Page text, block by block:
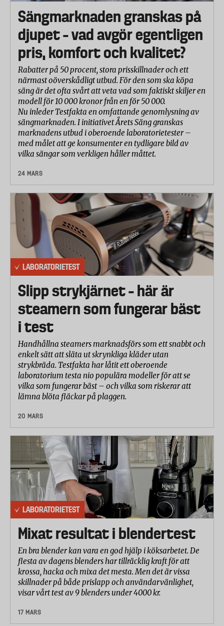
Sängmarknaden granskas på
djupet – vad avgör egentligen
pris, komfort och kvalitet?
Rabatter på 50 procent, stora prisskillnader och ett
närmast oöverskådligt utbud. För den som ska köpa
säng är det ofta svårt att veta vad som faktiskt skiljer en
modell för 10 000 kronor från en för 50 000.
Nu inleder Testfakta en omfattande genomlysning av
sängmarknaden. I initiativet Årets Säng granskas
marknadens utbud i oberoende laboratorietester –
med målet att ge konsumenter en tydligare bild av
vilka sängar som verkligen håller måttet.
24 MARS
LABORATORIETEST
Slipp strykjärnet – här är
steamern som fungerar bäst
i test
Handhållna steamers marknadsförs som ett snabbt och
enkelt sätt att släta ut skrynkliga kläder utan
strykbräda. Testfakta har låtit ett oberoende
laboratorium testa nio populära modeller för att se
vilka som fungerar bäst – och vilka som riskerar att
lämna blöta fläckar på plaggen.
20 MARS
LABORATORIETEST
Mixat resultat i blendertest
En bra blender kan vara en god hjälp i köksarbetet. De
flesta av dagens blenders har tillräcklig kraft för att
krossa, hacka och mixa det mesta. Men det är vissa
skillnader på både prislapp och användarvänlighet,
visar vårt test av 9 blenders under 4000 kr.
17 MARS